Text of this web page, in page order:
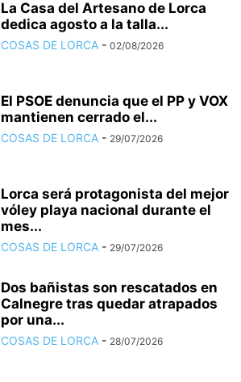
La Casa del Artesano de Lorca
dedica agosto a la talla...
COSAS DE LORCA - 02/08/2026
El PSOE denuncia que el PP y VOX
mantienen cerrado el...
COSAS DE LORCA - 29/07/2026
Lorca será protagonista del mejor
vóley playa nacional durante el
mes...
COSAS DE LORCA - 29/07/2026
Dos bañistas son rescatados en
Calnegre tras quedar atrapados
por una...
COSAS DE LORCA - 28/07/2026